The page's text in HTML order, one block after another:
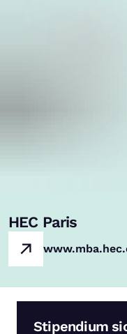
HEC Paris
Stipendium